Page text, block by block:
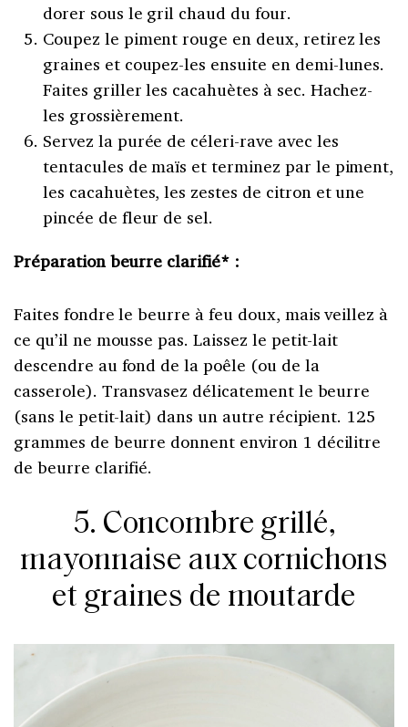
dorer sous le gril chaud du four.
Coupez le piment rouge en deux, retirez les
graines et coupez-les ensuite en demi-lunes.
Faites griller les cacahuètes à sec. Hachez-
les grossièrement.
Servez la purée de céleri-rave avec les
tentacules de maïs et terminez par le piment,
les cacahuètes, les zestes de citron et une
pincée de fleur de sel.
Préparation beurre clarifié* :
Faites fondre le beurre à feu doux, mais veillez à
ce qu’il ne mousse pas. Laissez le petit-lait
descendre au fond de la poêle (ou de la
casserole). Transvasez délicatement le beurre
(sans le petit-lait) dans un autre récipient. 125
grammes de beurre donnent environ 1 décilitre
de beurre clarifié.
5. Concombre grillé,
mayonnaise aux cornichons
et graines de moutarde